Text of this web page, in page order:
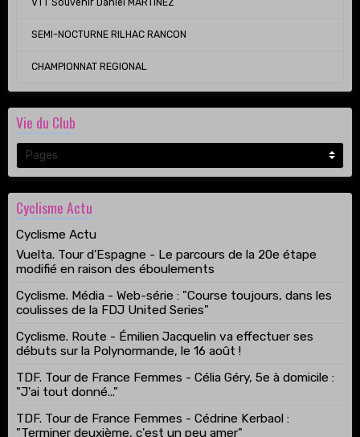
VTT Souvenir Daniel MARTINEZ
SEMI-NOCTURNE RILHAC RANCON
CHAMPIONNAT REGIONAL
Vie du Club
Cyclisme Actu
Cyclisme Actu
Vuelta. Tour d'Espagne - Le parcours de la 20e étape
modifié en raison des éboulements
Cyclisme. Média - Web-série : "Course toujours, dans les
coulisses de la FDJ United Series"
Cyclisme. Route - Émilien Jacquelin va effectuer ses
débuts sur la Polynormande, le 16 août !
TDF. Tour de France Femmes - Célia Géry, 5e à domicile :
"J'ai tout donné..."
TDF. Tour de France Femmes - Cédrine Kerbaol :
"Terminer deuxième, c'est un peu amer"